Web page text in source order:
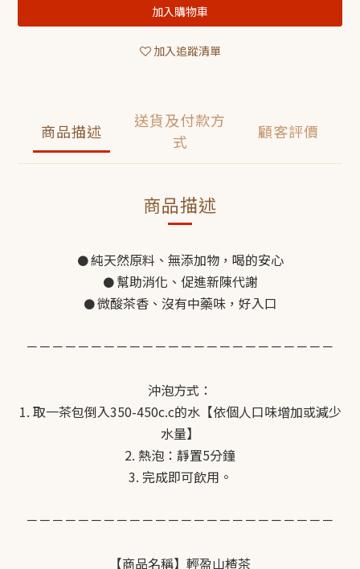
加入購物車
加入追蹤清單
商品描述
送貨及付款方
式
顧客評價
商品描述
●純天然原料、無添加物，喝的安心
● 幫助消化、促進新陳代謝
●微酸茶香、沒有中藥味，好入口
－－－－－－－－－－－－－－－－－－－－－－－－
沖泡方式：
1. 取一茶包倒入350-450c.c的水【依個人口味增加或減少
水量】
2. 熱泡：靜置5分鐘
3. 完成即可飲用。
－－－－－－－－－－－－－－－－－－－－－－－－
【商品名稱】輕盈山楂茶